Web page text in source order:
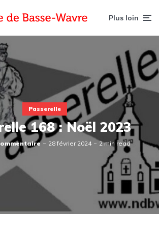
Plus loin
Passerelle
168 : Noël 2023
28 février 2024 2 min read